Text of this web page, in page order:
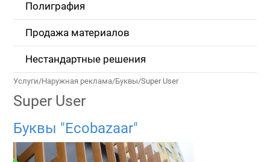
Полиграфия
Продажа материалов
Нестандартные решения
Услуги/Наружная реклама/Буквы/Super User
Super User
Буквы "Ecobazaar"